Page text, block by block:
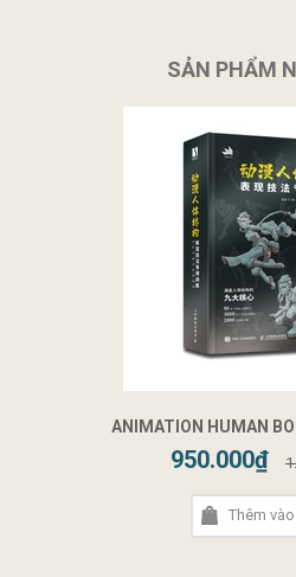
SẢN PHẨM
ANIMATION HUMAN
950.000₫
Thêm